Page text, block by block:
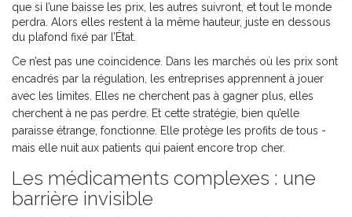
que si l’une baisse les prix, les autres suivront, et tout le monde
perdra. Alors elles restent à la même hauteur, juste en dessous
du plafond fixé par l’État.
Ce n’est pas une coincidence. Dans les marchés où les prix sont
encadrés par la régulation, les entreprises apprennent à jouer
avec les limites. Elles ne cherchent pas à gagner plus, elles
cherchent à ne pas perdre. Et cette stratégie, bien qu’elle
paraisse étrange, fonctionne. Elle protège les profits de tous -
mais elle nuit aux patients qui paient encore trop cher.
Les médicaments complexes : une
barrière invisible